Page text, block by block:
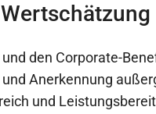
den Corporate-
Anerkennung
und